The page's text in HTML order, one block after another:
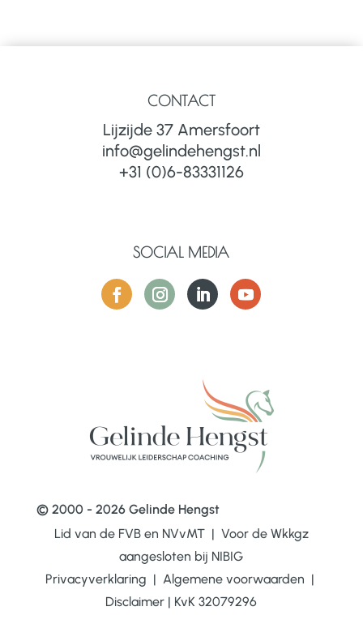
CONTACT
Lijzijde 37 Amersfoort
info@gelindehengst.nl
+31 (0)6-83331126
SOCIAL MEDIA
© 2000 - 2026 Gelinde Hengst
Lid van de FVB en NVvMT | Voor de Wkkgz
aangesloten bij NIBIG
Privacyverklaring | Algemene voorwaarden |
Disclaimer | KvK 32079296